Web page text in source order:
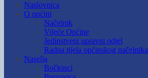
Naslovnica
O općini
Načelnik
Vijeće Općine
Jedinstveni upravni odjel
Radna tijela općinskog načelnika
Naselja
Bočkinci